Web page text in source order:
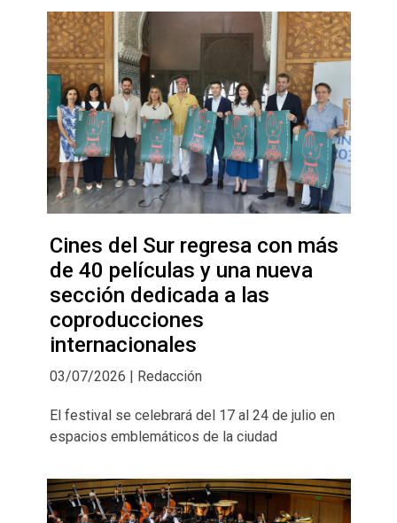
Cines del Sur regresa con más
de 40 películas y una nueva
sección dedicada a las
coproducciones
internacionales
03/07/2026 | Redacción
El festival se celebrará del 17 al 24 de julio en
espacios emblemáticos de la ciudad